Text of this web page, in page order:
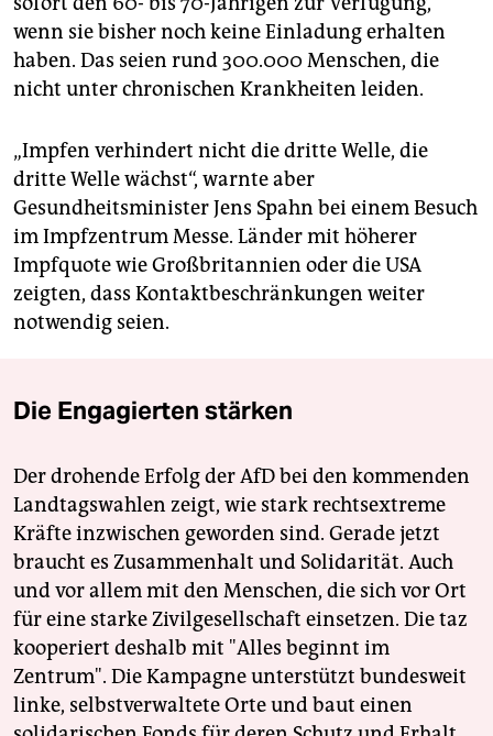
wenn sie bisher noch keine Einladung erhalten
haben. Das seien rund 300.000 Menschen, die
nicht unter chronischen Krankheiten leiden.
„Impfen verhindert nicht die dritte Welle, die
dritte Welle wächst“, warnte aber
Gesundheitsminister Jens Spahn bei einem Besuch
im Impfzentrum Messe. Länder mit höherer
Impfquote wie Großbritannien oder die USA
zeigten, dass Kontaktbeschränkungen weiter
notwendig seien.
Die Engagierten stärken
Der drohende Erfolg der AfD bei den kommenden
Landtagswahlen zeigt, wie stark rechtsextreme
Kräfte inzwischen geworden sind. Gerade jetzt
braucht es Zusammenhalt und Solidarität. Auch
und vor allem mit den Menschen, die sich vor Ort
für eine starke Zivilgesellschaft einsetzen. Die taz
kooperiert deshalb mit "Alles beginnt im
Zentrum". Die Kampagne unterstützt bundesweit
linke, selbstverwaltete Orte und baut einen